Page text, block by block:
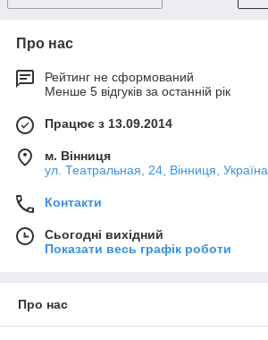
Про нас
Рейтинг не сформований
Менше 5 відгуків за останній рік
Працює з 13.09.2014
м. Вінниця
ул. Театральная, 24, Вінниця, Україна
Контакти
Сьогодні вихідний
Показати весь графік роботи
Про нас